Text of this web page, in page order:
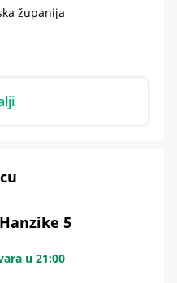
županija
5
u 21:00